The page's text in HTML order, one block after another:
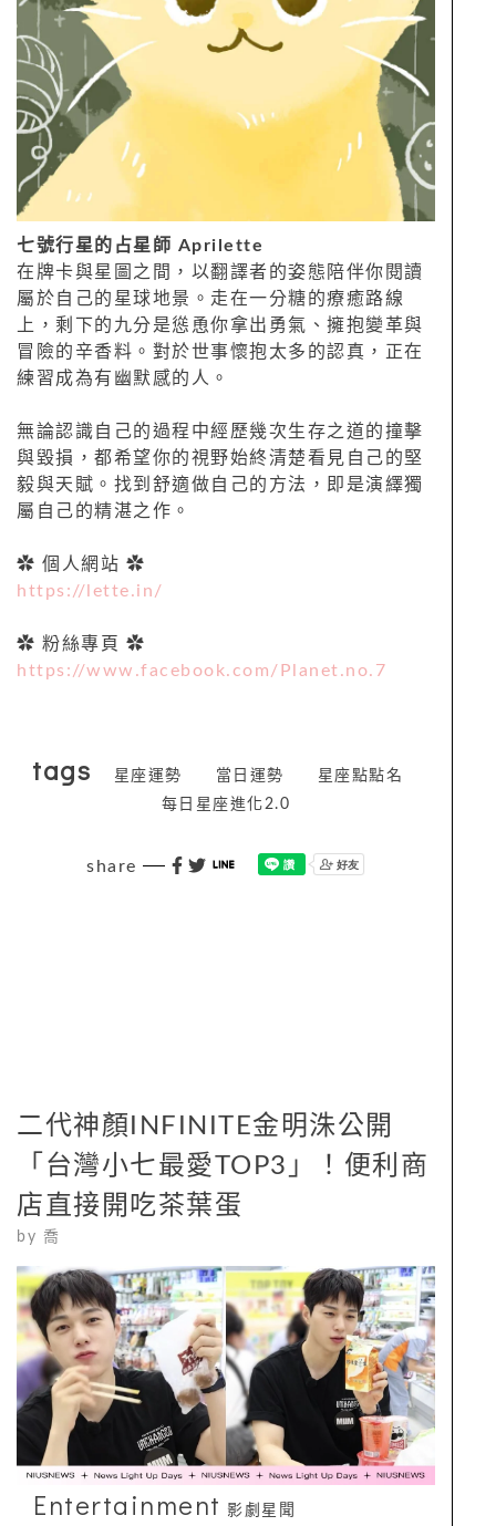
七號行星的占星師 Aprilette
在牌卡與星圖之間，以翻譯者的姿態陪伴你閱讀
屬於自己的星球地景。走在一分糖的療癒路線
上，剩下的九分是慫恿你拿出勇氣、擁抱變革與
冒險的辛香料。對於世事懷抱太多的認真，正在
練習成為有幽默感的人。
無論認識自己的過程中經歷幾次生存之道的撞擊
與毀損，都希望你的視野始終清楚看見自己的堅
毅與天賦。找到舒適做自己的方法，即是演繹獨
屬自己的精湛之作。
✿ 個人網站 ✿
https://lette.in/
✿ 粉絲專頁 ✿
https://www.facebook.com/Planet.no.7
tags 星座運勢 當日運勢
星座點點名
每日星座進化2.0
share
二代神顏INFINITE金明洙公開
「台灣小七最愛TOP3」！便利商
店直接開吃茶葉蛋
by 喬
Entertainment 影劇星聞